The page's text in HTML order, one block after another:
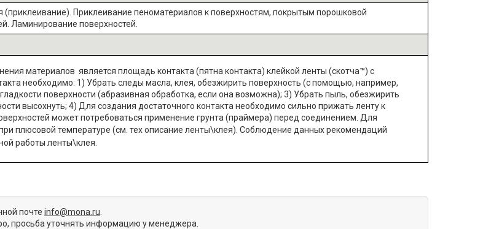
(приклеивание). Приклеивание пеноматериалов к поверхностям, покрытым порошковой
Ламинирование поверхностей.
материалов является площадь контакта (пятна контакта) клейкой ленты (скотча™) с
необходимо: 1) Убрать следы масла, клея, обезжирить поверхность (с помощью, например,
поверхности (абразивная обработка, если она возможна); 3) Убрать пыль, обезжирить
высохнуть; 4) Для создания достаточного контакта необходимо сильно прижать ленту к
может потребоваться применение грунта (праймера) перед соединением. Для
плюсовой температуре (см. тех описание ленты\клея). Соблюдение данных рекомендаций
работы ленты\клея.
почте info@mona.ru
просьба уточнять информацию у менеджера.